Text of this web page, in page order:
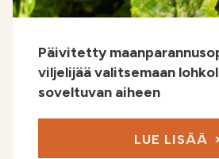
Päivitetty
viljelijää valitsemaan
soveltuvan aiheen
LUE LISÄÄ